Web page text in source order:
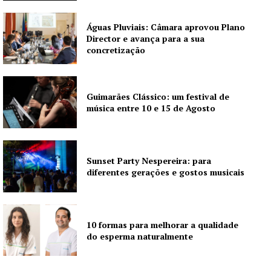
Institucional
Artigos
Edição Digital
Europa
Grande Entrevista
Quero ser Assinante
Águas Pluviais: Câmara aprovou Plano
Director e avança para a sua
concretização
Guimarães Clássico: um festival de
música entre 10 e 15 de Agosto
Sunset Party Nespereira: para
diferentes gerações e gostos musicais
10 formas para melhorar a qualidade
do esperma naturalmente